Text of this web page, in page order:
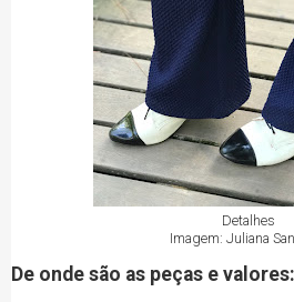
Detalhes
Imagem: Juliana
De onde são as peças e valores: